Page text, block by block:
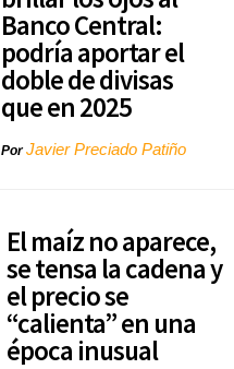
Banco Central:
podría aportar el
doble de divisas
que en 2025
PorJavier Preciado Patiño
El maíz no aparece,
se tensa la cadena y
el precio se
“calienta” en una
época inusual